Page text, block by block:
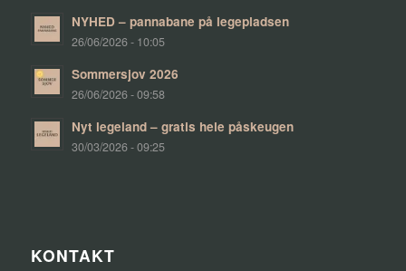
NYHED – pannabane på legepladsen
26/06/2026 - 10:05
Sommersjov 2026
26/06/2026 - 09:58
Nyt legeland – gratis hele påskeugen
30/03/2026 - 09:25
KONTAKT